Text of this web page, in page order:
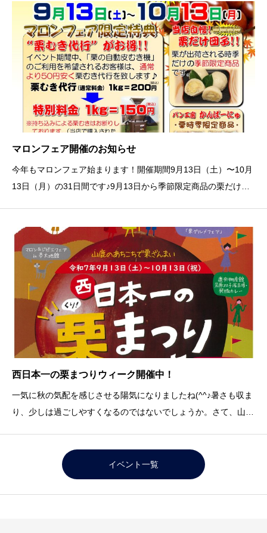
マロンフェア開催のお知らせ
今年もマロンフェア始まります！開催期間9月13日（土）〜10月
13日（月）の31日間です♪9月13日から季節限定商品の栗だけ団
された栗のみ対応してお
西日本一の栗まつりウィーク開催中！
一気に秋の気配を感じさせる陽気になりましたね(^^♪暑さも収ま
り、少しは過ごしやすくなるのではないでしょうか。さて、山鹿
販売しています&#x1f330;また、栗まつ
イベント一覧